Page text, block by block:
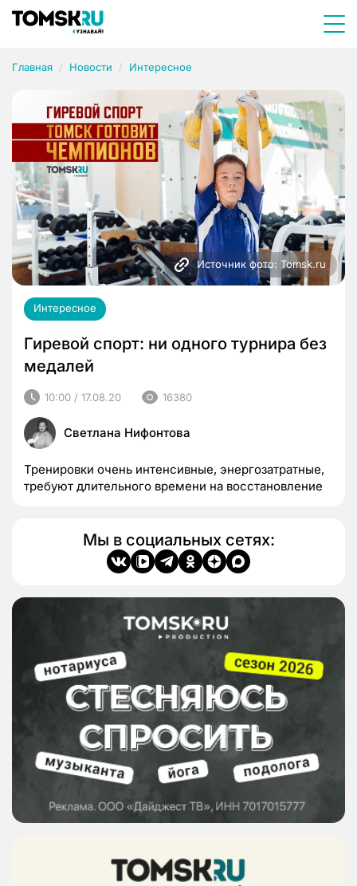
Главная Новости Интересное
Источник фото: Tomsk.ru
Интересное
Гиревой спорт: ни одного турнира без
медалей
10:00 / 17.08.20 16380
Светлана Нифонтова
Тренировки очень интенсивные, энергозатратные,
требуют длительного времени на восстановление
Мы в социальных сетях: